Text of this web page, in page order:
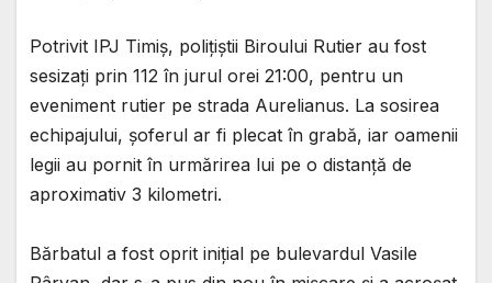
Potrivit IPJ Timiș, polițiștii Biroului Rutier au fost
sesizați prin 112 în jurul orei 21:00, pentru un
eveniment rutier pe strada Aurelianus. La sosirea
echipajului, șoferul ar fi plecat în grabă, iar oamenii
legii au pornit în urmărirea lui pe o distanță de
aproximativ 3 kilometri.
Bărbatul a fost oprit inițial pe bulevardul Vasile